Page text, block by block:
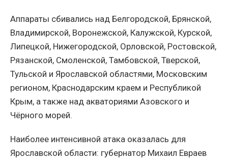
Аппараты сбивались над Белгородской, Брянской,
Владимирской, Воронежской, Калужской, Курской,
Липецкой, Нижегородской, Орловской, Ростовской,
Рязанской, Смоленской, Тамбовской, Тверской,
Тульской и Ярославской областями, Московским
регионом, Краснодарским краем и Республикой
Крым, а также над акваториями Азовского и
Чёрного морей.
Наиболее интенсивной атака оказалась для
Ярославской области: губернатор Михаил Евраев